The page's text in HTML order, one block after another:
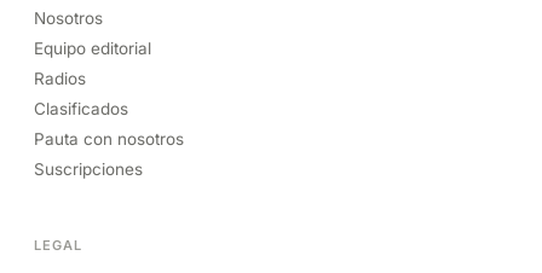
Nosotros
Equipo editorial
Radios
Clasificados
Pauta con nosotros
Suscripciones
LEGAL